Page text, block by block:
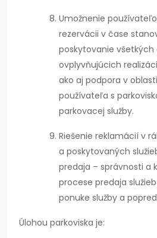
Umožnenie
rezervácii v čase
poskytovanie
ovplyvňujúcich
ako aj podpora v
používateľa s
parkovacej služby.
Riešenie reklamácií v
a poskytovaných
predaja – správnosti a
procese predaja
ponuke služby a
Úlohou parkoviska je: